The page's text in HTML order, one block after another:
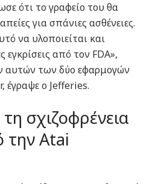
ότι το γραφείο του θα
για σπάνιες ασθένειες.
να υλοποιείται και
από τον FDA»,
αυτών των δύο εφαρμογών
έγραψε ο Jefferies.
σχιζοφρένεια
την Atai